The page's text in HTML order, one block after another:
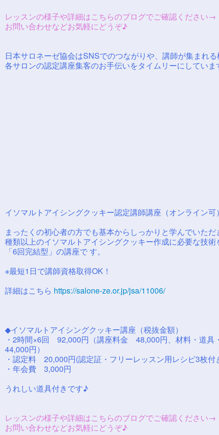
レッスンの様子や詳細はこちらのブログでご確認くださ
お問い合わせなどお気軽にどうぞ♪
日本サロネーゼ協会はSNSでのつながりや、講師が集まれ
各サロンの認定講座集客のお手伝いをタイムリーにしてい
イソマルトアイシングクッキー認定講師講座（オンライン可
まったくの初心者の方でも基本からしっかりと学んでいた
種類以上のイソマルトアイシングクッキー作成に必要な技術
「6回完結型」の講座で す。
※最短1日で講師資格取得OK！
詳細はこちら https://salone-ze.or.jp/jsa/11006/
◆イソマルトアイシングクッキー講座（税抜金額）
・2時間×6回 92,000円（講座料金 48,000円、材料・道具
44,000円）
・認定料 20,000円(認定証・フリーレッスン用レシピ3枚付
・年会費 3,000円
うれしい道具付きです♪
レッスンの様子や詳細はこちらのブログでご確認くださ
お問い合わせなどお気軽にどうぞ♪